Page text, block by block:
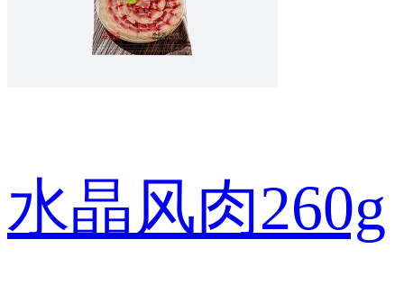
水晶风肉260g